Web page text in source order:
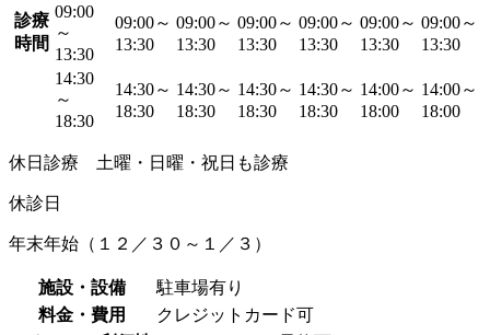
診療
時間
09:00
～
13:30
09:00～
13:30
09:00～
13:30
09:00～
13:30
09:00～
13:30
09:00～
13:30
09:00～
13:30
14:30
～
18:30
14:30～
18:30
14:30～
18:30
14:30～
18:30
14:30～
18:30
14:00～
18:00
14:00～
18:00
休日診療 土曜・日曜・祝日も診療
休診日
年末年始（１２／３０～１／３）
施設・設備
駐車場有り
料金・費用
クレジットカード可